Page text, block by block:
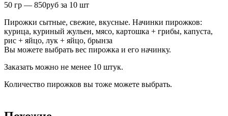
50 гр — 850руб за 10 шт
Пирожки сытные, свежие, вкусные. Начинки пирожков:
курица, куриный жульен, мясо, картошка + грибы, капуста,
рис + яйцо, лук + яйцо, брынза
Вы можете выбрать вес пирожка и его начинку.
Заказать можно не менее 10 штук.
Количество пирожков вы тоже можете выбрать.